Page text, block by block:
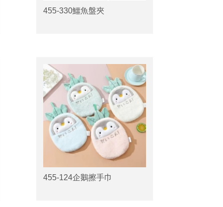
455-330鱷魚盤夾
455-124企鵝擦手巾